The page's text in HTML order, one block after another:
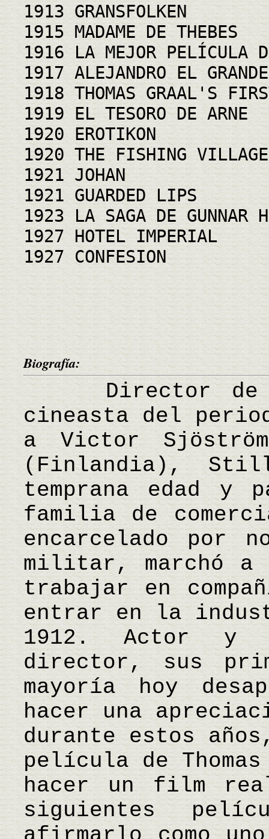
1913 GRANSFOLKEN
1915 MADAME DE THEBES
1916 LA MEJOR PELÍCULA
1917 ALEJANDRO EL GRANDE
1918 THOMAS GRAAL'S
1919 EL TESORO DE ARNE
1920 EROTIKON
1920 THE FISHING VILLAGE
1921 JOHAN
1921 GUARDED LIPS
1923 LA SAGA DE GUNNAR
1927 HOTEL IMPERIAL
1927 CONFESION
Biografía:
Director de
cineasta del
a Victor
(Finlandia),
temprana edad y
familia de
encarcelado por
militar, marchó a
trabajar en
entrar en la
1912. Actor y
director, sus
mayoría hoy
hacer una
durante estos
película de
hacer un film
siguientes